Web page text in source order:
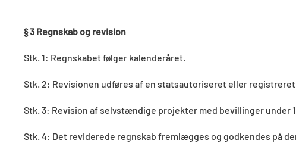
§ 3 Regnskab og revision
Stk. 1: Regnskabet følger kalenderåret.
Stk. 2: Revisionen udføres af en statsautoriseret eller
Stk. 3: Revision af selvstændige projekter med bevillinger under
Stk. 4: Det reviderede regnskab fremlægges og godkendes på